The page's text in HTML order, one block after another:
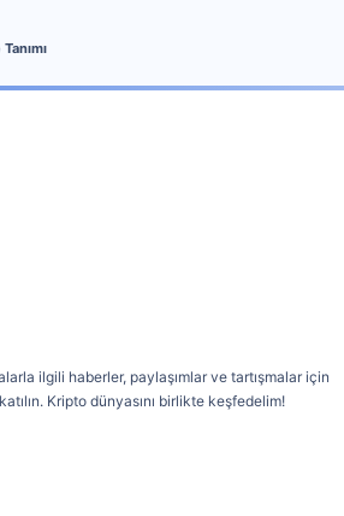
ilgili haberler, paylaşımlar ve tartışmalar için
Kripto dünyasını birlikte keşfedelim!